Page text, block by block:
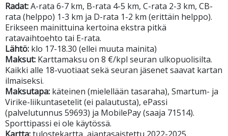
Radat:A-rata 6-7 km, B-rata 4-5 km, C-rata 2-3 km, CB-
rata (helppo) 1-3 km ja D-rata 1-2 km (erittäin helppo).
Erikseen mainittuina kertoina ekstra pitkä
ratavaihtoehto tai E-rata.
Lähtö: klo 17-18.30 (ellei muuta mainita)
Maksut: Karttamaksu on 8 €/kpl seuran ulkopuolisilta.
Kaikki alle 18-vuotiaat sekä seuran jäsenet saavat kartan
ilmaiseksi.
Maksutapa: käteinen (mielellään tasaraha), Smartum- ja
Virike-liikuntasetelit (ei palautusta), ePassi
(palvelutunnus 59693) ja MobilePay (saaja 71514).
Sporttipassi ei ole käytössä.